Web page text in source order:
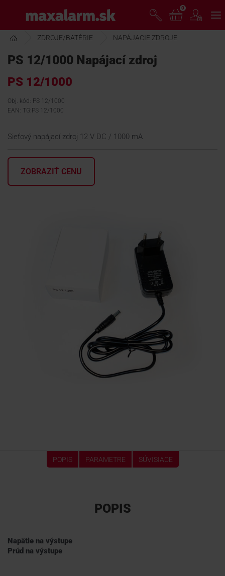
hlavnému
obsahu
www.maxalarm.sk
AKCIA MESIACA
PRODUKTY
0
ZDROJE/BATÉRIE NAPÁJACIE ZDROJE
PS 12/1000 Napájací zdroj
PS 12/1000
Obj. kód: PS 12/1000
EAN: TG:PS 12/1000
Sieťový napájací zdroj 12 V DC / 1000 mA
ZOBRAZIŤ CENU
POPIS PARAMETRE SÚVISIACE
POPIS
Napätie na výstupe
Prúd na výstupe